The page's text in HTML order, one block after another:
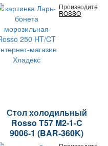
Производитель:
ROSSO
Стол холодильный
Rosso T57 M2-1-C
9006-1 (BAR-360K)